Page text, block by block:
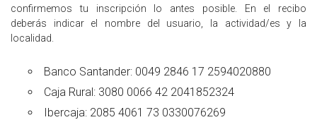
confirmemos tu inscripción lo antes posible. En el recibo
deberás indicar el nombre del usuario, la actividad/es y la
localidad.
Banco Santander: 0049 2846 17 2594020880
Caja Rural: 3080 0066 42 2041852324
Ibercaja: 2085 4061 73 0330076269